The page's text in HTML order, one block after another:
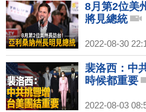
8月第2位美
將見總統
2022-08-30
裴洛西：中
時候都重要
2022-08-03